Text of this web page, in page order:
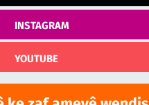
INSTAGRAM
YOUTUBE